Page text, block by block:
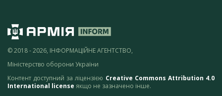
© 2018 - 2026, ІНФОРМАЦІЙНЕ АГЕНТСТВО,
Міністерство оборони України
Контент доступний за ліцензією Creative Commons Attribution 4.0
International license якщо не зазначено інше.